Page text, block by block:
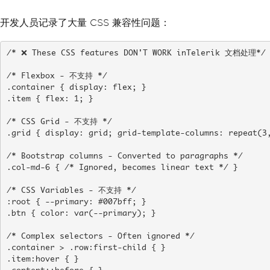
开发人员记录了大量 CSS 兼容性问题：
/* ❌ These CSS features DON'T WORK inTelerik 文档处理*/
/* Flexbox - 不支持 */
.container { display: flex; }
.item { flex: 1; }
/* CSS Grid - 不支持 */
.grid { display: grid; grid-template-columns:
/* Bootstrap columns - Converted to paragraphs */
.col-md-6 { /* Ignored, becomes linear text */ }
/* CSS Variables - 不支持 */
:root { --primary: #007bff; }
.btn { color: var(--primary); }
/* Complex selectors - Often ignored */
.container > .row:first-child { }
.item:hover { }